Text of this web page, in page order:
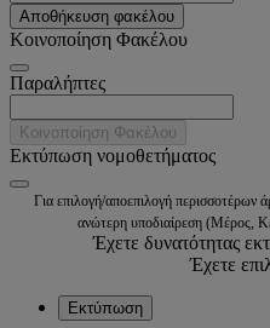
Αποθήκευση φακέλου
Κοινοποίηση Φακέλου
Παραλήπτες
Κοινοποίηση Φακέλου
Εκτύπωση νομοθετήματος
Για επιλογή/αποεπιλογή περισσοτέρων
ανώτερη υποδιαίρεση (Μέρος,
Έχετε δυνατότητας
Έχετε
Εκτύπωση